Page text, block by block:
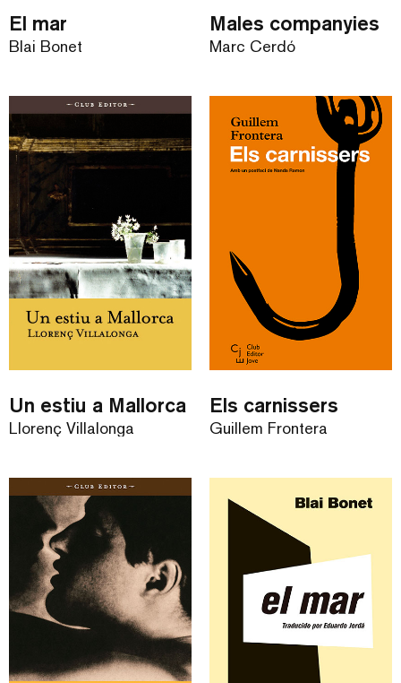
El mar
Blai Bonet
Males companyies
Marc Cerdó
Un estiu a Mallorca
Llorenç Villalonga
Els carnissers
Guillem Frontera